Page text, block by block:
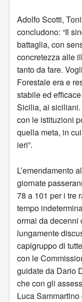
Adolfo Scotti,
concludono: “Il
battaglia, con
concretezza alle
tanto da fare.
Forestale era e
stabile ed
Sicilia, ai
con le istituzioni
quella meta, in
ieri”.
L’emendamento
giornate
78 a 101 per i tre
tempo
ormai da decenni
lungamente
capigruppo di
con le
guidate da Dario
che con gli
Luca